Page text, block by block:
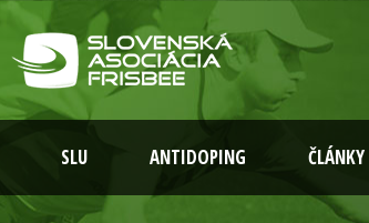
SLU ANTIDOPING ČLÁNKY